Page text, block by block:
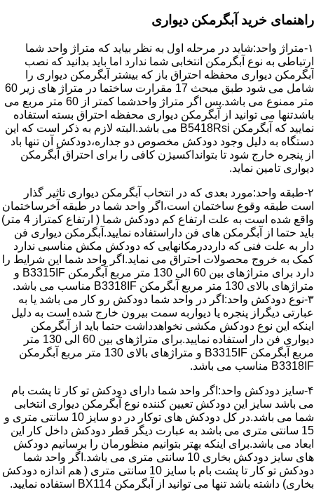
راهنمای خرید آبگرمکن دیواری
۱-متراژ واحد:شاید در مرحله اول به نظر بیاید که متراژ واحد شما
ارتباطی به نوع آبگرمکن انتخابی شما ندارد اما باید بدانید که نصب
آبگرمکن دیواری محفظه احتراق باز که بیشتر آبگرمکن دیواری را
شامل می شود طبق مبحث 17 مقرارت ساختما در متراژ های زیر 60
متر ممنوع می باشد.پس اگر متراژ واحدشما کمتر از 60 متر مربع می
باشدتنها می توانید از آبگرمکن دیواری محفظه احتراق بسته استفاده
نمایید که آبگرمکن B5418Rsi می باشد.البته لازم به ذکر است که این
دستگاه به دلیل وجود دودکش مخصوص دو جداره،دودکش آن تنها باد
از پنجره خارج شود تا بتوانداکسیژن کافی را برای احتراق آبگرمکن
دیواری تامین نماید.
۲-طبقه واحد:مورد بعدی که در انتخاب آبگرمکن دیواری تاثیر گذار
است طبقه وقوع ساختمان است،اگر واحد شما در طبقه آخرساختمان
واقع شده است به علت ارتفاع کم دودکش شما ( ارتفاع کمتراز 4 متر)
باید حتما از آبگرمکن های فن داراستفاده نمایید.آبگرمکن دیواری فن
دار به علت فنی که دارددرمکانهایی که دودکش مکش مناسبی ندارد
کمک به خروج محصولات احتراق می نماید.اگر واحد شما این شرایط را
دارد برای متراژهای بین 60 الی 130 متر مربع آبگرمکن B3315IF و
متراژهای بالای 130 متر مربع آبگرمکن B3318IF مناسب می باشد.
۳-نوع دودکش واحد:اگر در واحد شما دودکش رو کار می باشد یا به
عبارتی دیگراز پنجره یا دیواربه سمت بیرون خارج شده است به دلیل
اینکه این نوع دودکش مکشی نخواهدداشت حتما باید از آبگرمکن
دیواری فن دار استفاده نمایید.برای متراژهای بین 60 الی 130 متر
مربع آبگرمکن B3315IF و متراژهای بالای 130 متر مربع آبگرمکن
B3318IF مناسب می باشد.
۴-سایز دودکش واحد:اگر واحد شما دارای دودکش تو کار تا پشت بام
می باشد سایز این دودکش تعیین کننده نوع آبگرمکن دیواری انتخابی
شما می باشد.در کل دودکش های توکار در دو سایز 10 سانتی متری و
15 سانتی متری می باشد به عبارت دیگر قطر دودکش داخل کار این
ابعاد می باشد.برای اینکه بهتر بتوانیم منظورمان را برسانیم دودکش
های سایز دودکش بخاری 10 سانتی متری می باشد.اگر واحد شما
دودکش تو کار تا پشت بام با سایز 10 سانتی متری ( هم اندازه دودکش
بخاری) داشته باشد تنها می توانید از آبگرمکن BX114 استفاده نمایید.